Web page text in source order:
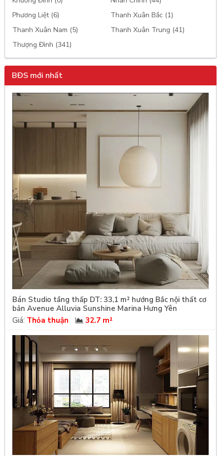
Phương Liệt (6)
Thanh Xuân Bắc (1)
Thanh Xuân Nam (5)
Thanh Xuân Trung (41)
Thượng Đình (341)
BĐS mới nhất
Bán Studio tầng thấp DT: 33,1 m² hướng Bắc nội thất cơ
bản Avenue Alluvia Sunshine Marina Hưng Yên
Giá: Thỏa thuận 32.7 m²